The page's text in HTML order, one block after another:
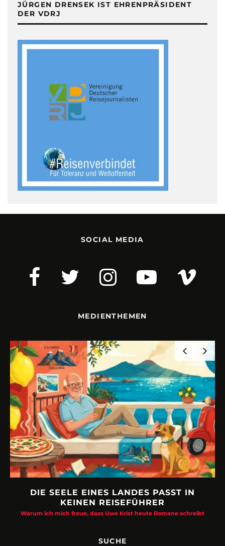
JÜRGEN DRENSEK IST EHRENPRÄSIDENT
DER VDRJ
SOCIAL MEDIA
MEDIENTHEMEN
DIE SEELE EINES LANDES PASST IN
KEINEN REISEFÜHRER
Warum ich mich freue, dass Uwe Krist heute Romane schreibt
SUCHE